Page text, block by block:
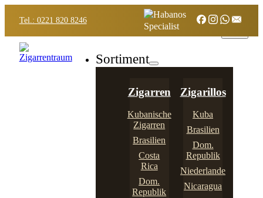
Tel.: 0221 820 8246
Sortiment
Zigarren
Kubanische
Zigarren
Brasilien
Costa
Rica
Dom.
Republik
Zigarillos
Kuba
Brasilien
Dom.
Republik
Niederlande
Nicaragua